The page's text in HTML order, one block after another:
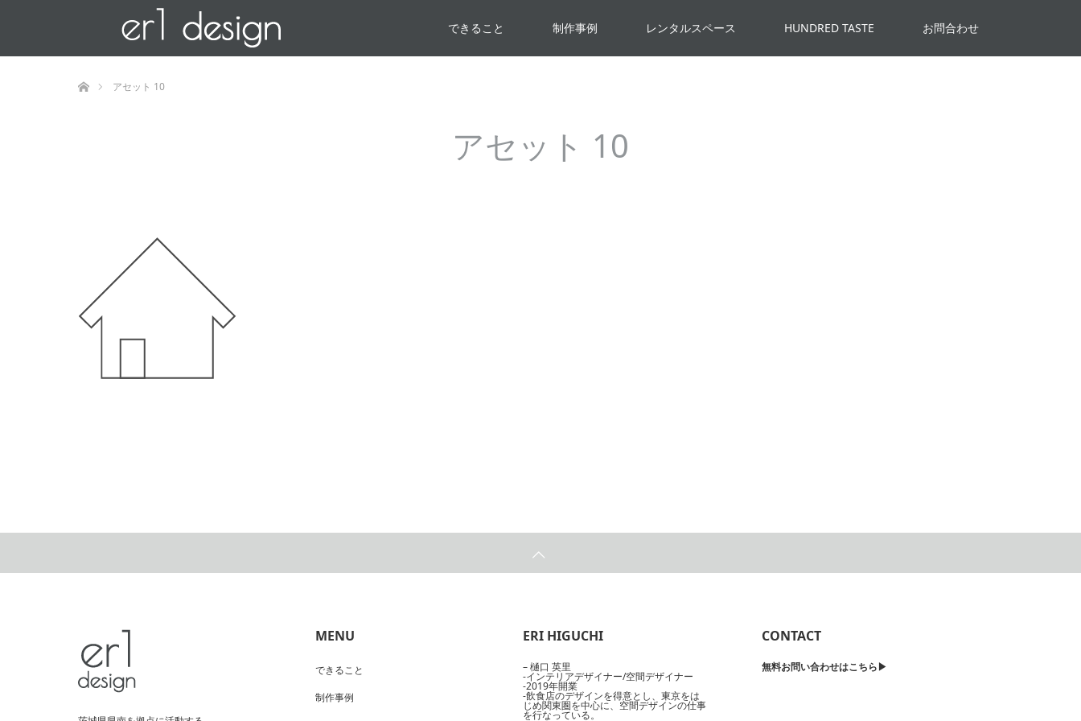
できること 制作事例 レンタルスペース HUNDRED TASTE お問合わせ
アセット 10
アセット 10
MENU
できること
制作事例
ERI HIGUCHI
– 樋口 英里
-インテリアデザイナー/空間デザイナー
-2019年開業
-飲食店のデザインを得意とし、東京をは
じめ関東圏を中心に、空間デザインの仕事
を行なっている。
CONTACT
無料お問い合わせはこちら▶︎